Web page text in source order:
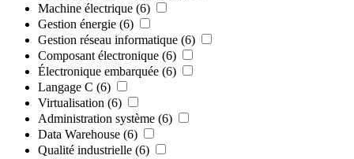
Machine électrique (6)
Gestion énergie (6)
Gestion réseau informatique (6)
Composant électronique (6)
Électronique embarquée (6)
Langage C (6)
Virtualisation (6)
Administration système (6)
Data Warehouse (6)
Qualité industrielle (6)